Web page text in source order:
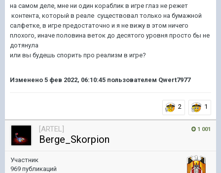
на самом деле, мне ни один кораблик в игре глаз не режет
контента, который в реале существовал только на бумажной
салфетке, в игре предостаточно и я не вижу в этом ничего
плохого, иначе половина веток до десятого уровня просто бы не
дотянула
или вы будешь спорить про реализм в игре?
Изменено 5 фев 2022, 06:10:45 пользователем Qwert7977
2 1
1 001
[ARTEL]
Berge_Skorpion
Участник
969 публикаций